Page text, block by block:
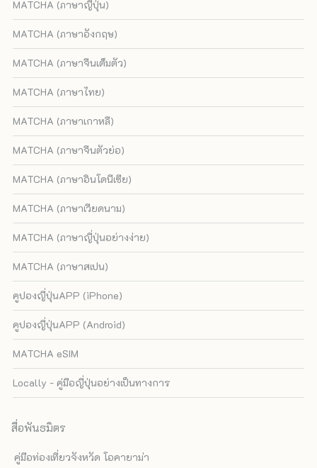
MATCHA (ภาษาญี่ปุ่น)
MATCHA (ภาษาอังกฤษ)
MATCHA (ภาษาจีนเต็มตัว)
MATCHA (ภาษาไทย)
MATCHA (ภาษาเกาหลี)
MATCHA (ภาษาจีนตัวย่อ)
MATCHA (ภาษาอินโดนีเซีย)
MATCHA (ภาษาเวียดนาม)
MATCHA (ภาษาญี่ปุ่นอย่างง่าย)
MATCHA (ภาษาสเปน)
คูปองญี่ปุ่นAPP (iPhone)
คูปองญี่ปุ่นAPP (Android)
MATCHA eSIM
Locally - คู่มือญี่ปุ่นอย่างเป็นทางการ
สื่อพันธมิตร
คู่มือท่องเที่ยวจังหวัด โอคายาม่า